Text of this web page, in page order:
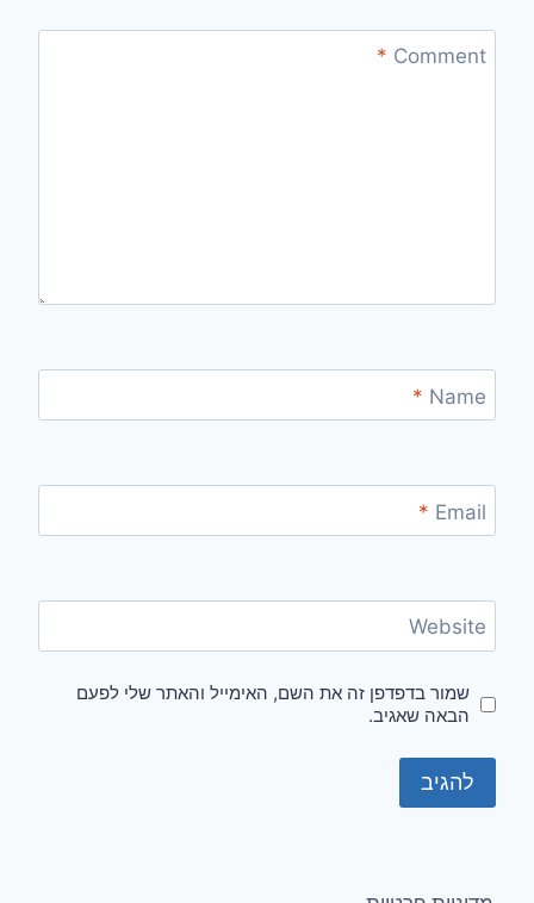
Comment
*
Name
*
Email
*
Website
שמור בדפדפן זה את השם, האימייל והאתר שלי לפעם
הבאה שאגיב.